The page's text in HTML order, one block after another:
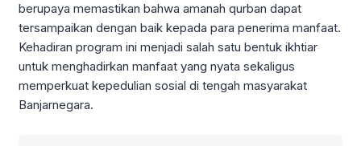
berupaya memastikan bahwa amanah qurban dapat
tersampaikan dengan baik kepada para penerima manfaat.
Kehadiran program ini menjadi salah satu bentuk ikhtiar
untuk menghadirkan manfaat yang nyata sekaligus
memperkuat kepedulian sosial di tengah masyarakat
Banjarnegara.